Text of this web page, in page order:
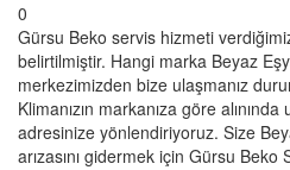
0
Gürsu Beko servis hizmeti
belirtilmiştir. Hangi marka Beyaz
merkezimizden bize ulaşmanız
Klimanızın markanıza göre
adresinize yönlendiriyoruz. Size
arızasını gidermek için Gürsu